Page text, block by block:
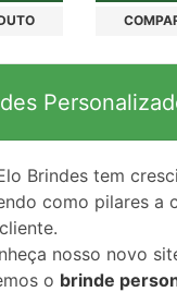
Brindes tem
como pilares a
nosso novo
o brinde